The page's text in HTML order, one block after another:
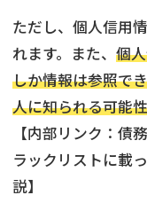
ただし、個人信用
れます。また、 個
しか情報は参照で
人に知られる可能
【内部リンク：債
ラックリストに載
説】